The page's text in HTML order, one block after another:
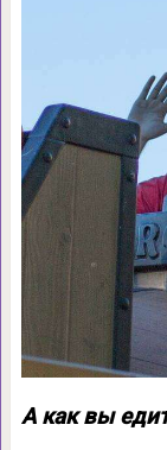
А как вы